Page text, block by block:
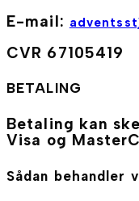
E-mail:
CVR 67105419
BETALING
Betaling kan
Visa og
Sådan behandler